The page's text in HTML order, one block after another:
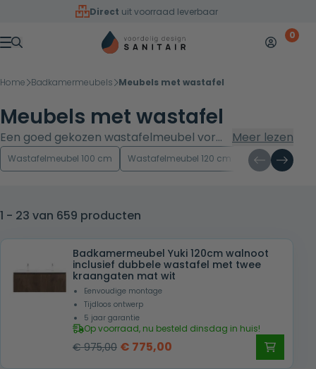
Overslaan naar inhoud
Direct uit voorraad leverbaar
Menu
Mijn 0
Home Badkamermeubels Meubels met wastafel
Meubels met wastafel
Een goed gekozen wastafelmeubel vormt
het hart van je badkamer. Het
combineert praktisch opberggemak met
uitstraling en geeft je badkamer direct
karakter. In deze gids ontdek je alles wat
je moet weten over wastafelmeubels:
van soorten en maten tot materialen,
kleuren, stijltrends en handige tips voor
aankoop en montage. Ontdek het ruime
assortiment voordelige wastafelmeubels
en maak een keuze die perfect aansluit
bij jouw wensen en badkamerindeling.
Meer lezen
Wastafelmeubel 100 cm Wastafelmeubel 120 cm
1 - 23 van 659 producten
Badkamermeubel Yuki 120cm walnoot
inclusief dubbele wastafel met twee
kraangaten mat wit
Eenvoudige montage
Tijdloos ontwerp
5 jaar garantie
Op voorraad, nu besteld dinsdag in huis!
€975,00 Oorspronkelijke
€ 775,00